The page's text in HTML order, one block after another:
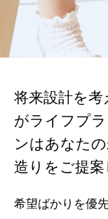
将来設計を
がライフプ
ンはあなた
造りをご提案
希望ばかりを優